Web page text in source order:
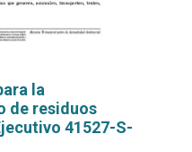
la
de residuos
41527-S-